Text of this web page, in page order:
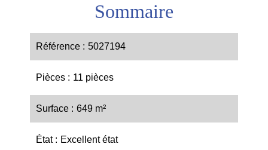
Sommaire
Référence 5027194
Pièces 11 pièces
Surface 649 m²
État Excellent état